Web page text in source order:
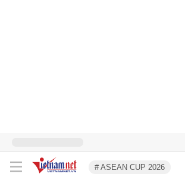
# ASEAN CUP 2026